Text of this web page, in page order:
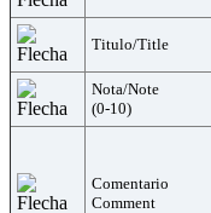
Titulo/Title
Nota/Note
(0-10)
Comentario
Comment